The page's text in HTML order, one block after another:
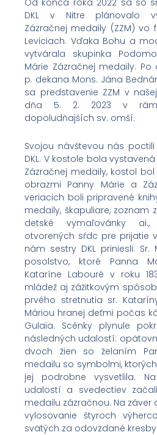
DKL v Nitre plánovalo
Zázračnej medaily (ZZM) vo
Leviciach. Vďaka Bohu a
vytvárala skupinka
Márie Zázračnej medaily.
p. dekana Mons. Jána
sa predstavenie ZZM v
dňa 5. 2. 2023 v
dopoludňajších sv. omší.
Svojou návštevou nás
DKL. V kostole bola
Zázračnej medaily, kostol
obrazmi Panny Márie a
veriacich boli pripravené
medaily, škapuliare, zoznam
detské vymaľovánky
otvorených sŕdc pre prijatie
nám sestry DKL priniesli.
posolstvo, ktoré Panna
Kataríne Labouré v roku 1830, na sv.
mládež aj zážitkovým
prvého stretnutia sr.
Máriou hranej deťmi počas
Gulaia. Scénky plynule
následných udalostí:
dvoch žien so želaním
medailu so symbolmi,
jej podrobne vysvetlila.
udalostí a svedectiev
medailu zázračnou. Na záver
vylosovanie štyroch
svätých za odovzdané kresby.